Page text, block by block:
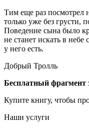
Тим еще раз посмотрел
только уже без грусти,
Поведение сына было
не станет искать в небе
у него есть.
Добрый Тролль
Бесплатный фрагмент
Купите книгу, чтобы
Наши услуги